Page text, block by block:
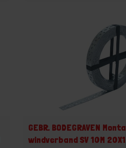
GEBR. BODEGRAVEN
windverband SV 10M